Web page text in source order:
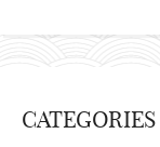
CATEGORIES